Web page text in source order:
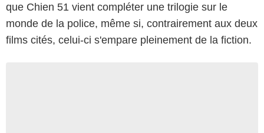
que Chien 51 vient compléter une trilogie sur le
monde de la police, même si, contrairement aux deux
films cités, celui-ci s'empare pleinement de la fiction.